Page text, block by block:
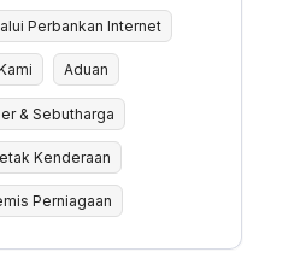
Perbankan Internet
Aduan
& Sebutharga
Kenderaan
Perniagaan